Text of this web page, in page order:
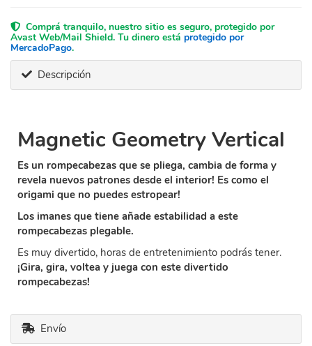
Comprá tranquilo, nuestro sitio es seguro, protegido por
Avast Web/Mail Shield. Tu dinero está protegido por
MercadoPago.
Descripción
Magnetic Geometry Vertical
Es un rompecabezas que se pliega, cambia de forma y
revela nuevos patrones desde el interior! Es como el
origami que no puedes estropear!
Los imanes que tiene añade estabilidad a este
rompecabezas plegable.
Es muy divertido, horas de entretenimiento podrás tener.
¡Gira, gira, voltea y juega con este divertido
rompecabezas!
Envío